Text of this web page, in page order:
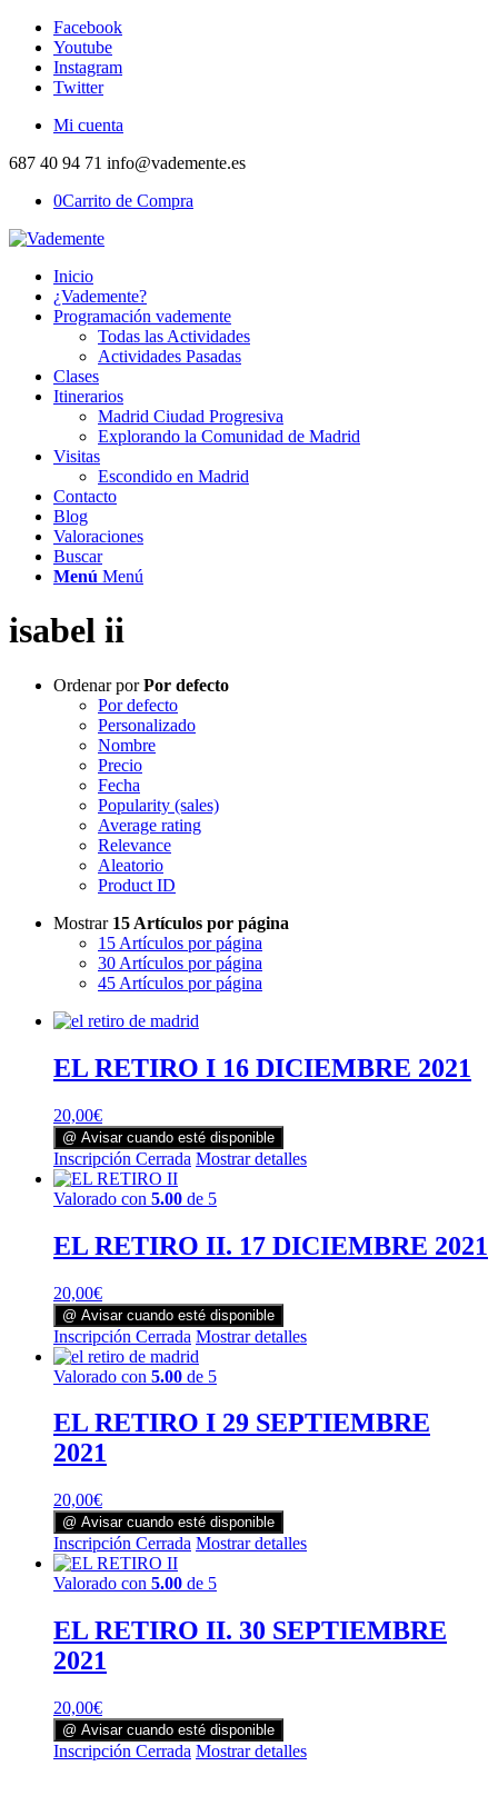
Facebook
Youtube
Instagram
Twitter
Mi cuenta
687 40 94 71 info@vademente.es
0Carrito de Compra
Inicio
¿Vademente?
Programación vademente
Todas las Actividades
Actividades Pasadas
Clases
Itinerarios
Madrid Ciudad Progresiva
Explorando la Comunidad de Madrid
Visitas
Escondido en Madrid
Contacto
Blog
Valoraciones
Buscar
Menú Menú
isabel ii
Ordenar porPor defecto
Por defecto
Personalizado
Nombre
Precio
Fecha
Popularity (sales)
Average rating
Relevance
Aleatorio
Product ID
Mostrar 15 Artículos por página
15 Artículos por página
30 Artículos por página
45 Artículos por página
EL RETIRO I 16 DICIEMBRE 2021
20,00€
@ Avisar cuando esté disponible
Inscripción Cerrada Mostrar detalles
Valorado con 5.00 de 5
EL RETIRO II. 17 DICIEMBRE 2021
20,00€
@ Avisar cuando esté disponible
Inscripción Cerrada Mostrar detalles
Valorado con 5.00 de 5
EL RETIRO I 29 SEPTIEMBRE
2021
20,00€
@ Avisar cuando esté disponible
Inscripción Cerrada Mostrar detalles
Valorado con 5.00 de 5
EL RETIRO II. 30 SEPTIEMBRE
2021
20,00€
@ Avisar cuando esté disponible
Inscripción Cerrada Mostrar detalles